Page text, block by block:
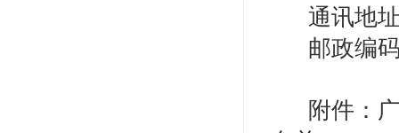
通讯地
邮政编
附件：